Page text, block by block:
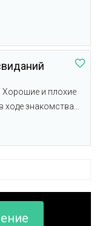
Хорошие и плохие
ходе знакомства...